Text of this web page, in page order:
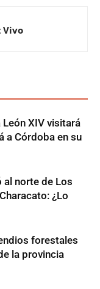
Vivo
XIV visitará
a Córdoba en su
al norte de Los
¿Lo
forestales
la provincia